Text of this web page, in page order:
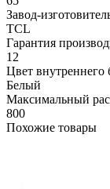
Завод-
TCL
Гарантия
12
Цвет внутреннего
Белый
Максимальный
800
Похожие товары